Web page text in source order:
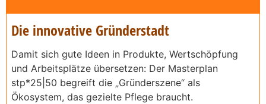
Die innovative Gründerstadt
Damit sich gute Ideen in Produkte, Wertschöpfung
und Arbeitsplätze übersetzen: Der Masterplan
stp*25|50 begreift die „Gründerszene“ als
Ökosystem, das gezielte Pflege braucht.